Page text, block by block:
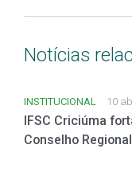
Notícias
INSTITUCIONAL 10
IFSC Criciúma
Conselho